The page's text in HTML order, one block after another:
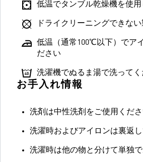
低温でタンブル乾燥機を使
ドライクリーニングできな
低温（通常100℃以下）でア
ださい
洗濯機でぬるま湯で洗ってく
お手入れ情報
洗剤は中性洗剤をご使用くださ
洗濯時およびアイロンは裏返し
洗濯時は他の物と分けて単独で